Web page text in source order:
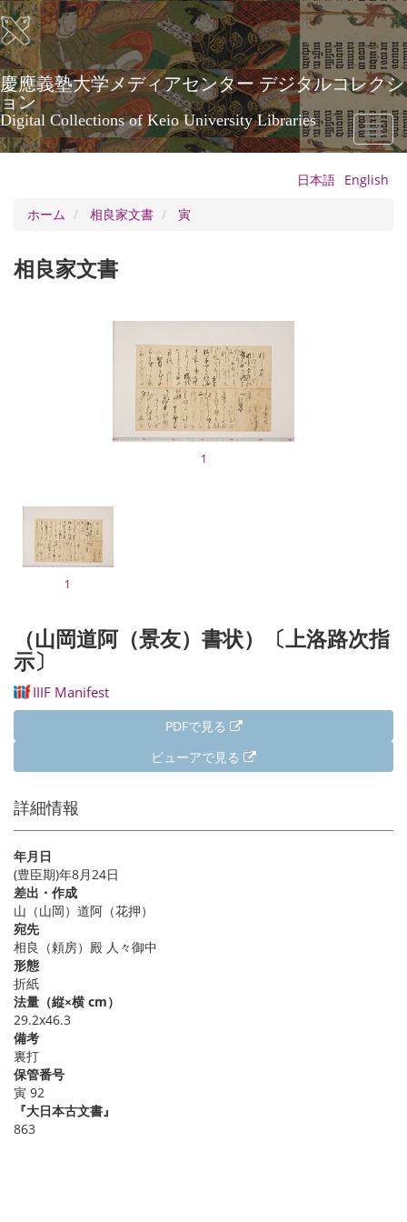
メ
イ
ン
コ
ン
テ
ン
ツ
に
慶應義塾大学メディアセンター デジタルコレクシ
ョン
Digital Collections of Keio University Libraries
Toggle
日本語 English
ホーム
相良家文書 寅
相良家文書
1
1
（山岡道阿（景友）書状）〔上洛路次指
示〕
IIIF Manifest
PDFで見る
ビューアで見る
詳細情報
年月日
(豊臣期)年8月24日
差出・作成
山（山岡）道阿（花押）
宛先
相良（頼房）殿 人々御中
形態
折紙
法量（縦×横 cm）
29.2x46.3
備考
裏打
保管番号
寅 92
『大日本古文書』
863